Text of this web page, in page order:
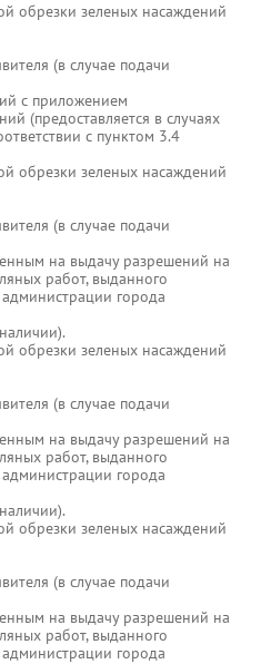
обрезки зеленых насаждений
(в случае подачи
с приложением
(предоставляется в случаях
с пунктом 3.4
обрезки зеленых насаждений
(в случае подачи
на выдачу разрешений на
работ, выданного
города
обрезки зеленых насаждений
(в случае подачи
на выдачу разрешений на
работ, выданного
города
обрезки зеленых насаждений
(в случае подачи
на выдачу разрешений на
работ, выданного
города